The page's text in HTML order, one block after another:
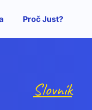
Proč Just?
Slovník